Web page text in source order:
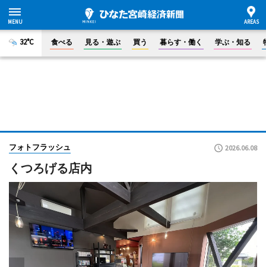
32°C 食べる 見る・遊ぶ 買う 暮らす・働く 学ぶ・知る
フォトフラッシュ 2026.06.08
くつろげる店内